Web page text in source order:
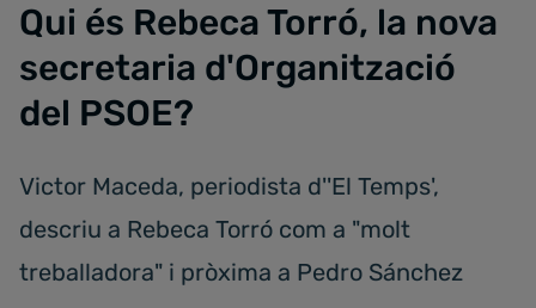
Qui és Rebeca Torró, la nova
secretaria d'Organització
del PSOE?
Victor Maceda, periodista d''El Temps',
descriu a Rebeca Torró com a "molt
treballadora" i pròxima a Pedro Sánchez